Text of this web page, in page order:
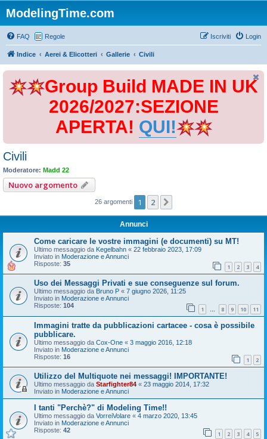
ModelingTime.com
FAQ Regole Login
Iscriviti
Indice Aerei & Elicotteri Gallerie Civili
Group Build MADE IN UK
2026/2027:SEZIONE
APERTA! QUI!
Civili
Moderatore: Madd 22
Nuovo argomento
26 argomenti 1 2
Annunci
Come caricare le vostre immagini (e documenti) su MT!
Ultimo messaggio da Kegelbahn « 22 febbraio 2023, 17:09
Inviato in Moderazione e Annunci
Risposte: 35 1 2 3 4
Uso dei Messaggi Privati e sue conseguenze sul forum.
Ultimo messaggio da Bruno P « 7 giugno 2026, 11:25
Inviato in Moderazione e Annunci
Risposte: 104 1 … 8 9 10 11
Immagini tratte da pubblicazioni cartacee - cosa è possibile
pubblicare.
Ultimo messaggio da Cox-One « 3 maggio 2016, 12:18
Inviato in Moderazione e Annunci
Risposte: 16 1 2
Utilizzo del Multiquote nei messaggi! IMPORTANTE!
Ultimo messaggio da Starfighter84 « 23 maggio 2014, 17:32
Inviato in Moderazione e Annunci
I tanti "Perchè?" di Modeling Time!!
Ultimo messaggio da VorreiVolare « 4 marzo 2020, 13:45
Inviato in Moderazione e Annunci
Risposte: 42 1 2 3 4 5